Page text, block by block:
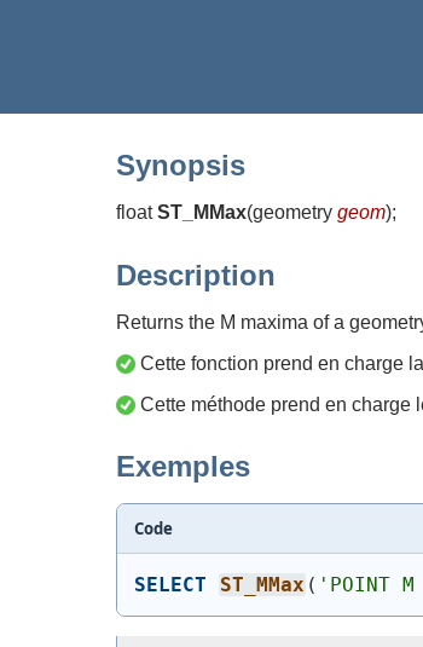
Synopsis
floatST_MMax(geometry geom);
Description
Returns the M maxima of a
Cette fonction prend en charge
Cette méthode prend en charge
Exemples
Code
SELECT ST_MMax ( 'POINT